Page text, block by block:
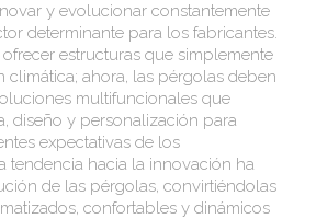
y evolucionar constantemente
determinante para los fabricantes.
estructuras que simplemente
climática; ahora, las pérgolas deben
multifuncionales que
diseño y personalización para
expectativas de los
tendencia hacia la innovación ha
de las pérgolas, convirtiéndolas
confortables y dinámicos